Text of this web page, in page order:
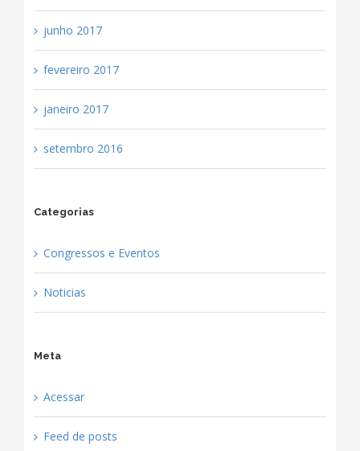
junho 2017
fevereiro 2017
janeiro 2017
setembro 2016
Categorias
Congressos e Eventos
Noticias
Meta
Acessar
Feed de posts